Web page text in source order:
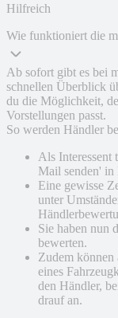
Hilfreich
Wie funktioniert die
Ab sofort gibt es bei
schnellen Überblick
du die Möglichkeit,
Vorstellungen passt.
So werden Händler
Als Interessent
Mail senden' in
Eine gewisse
unter
Sie haben nun
bewerten.
Zudem können
eines
den Händler,
drauf an.